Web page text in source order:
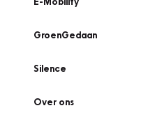
GroenGedaan
Silence
Over ons